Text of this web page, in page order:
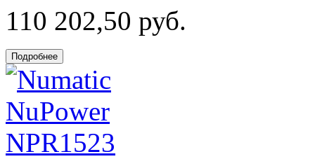
110 202,50 руб.
Подробнее